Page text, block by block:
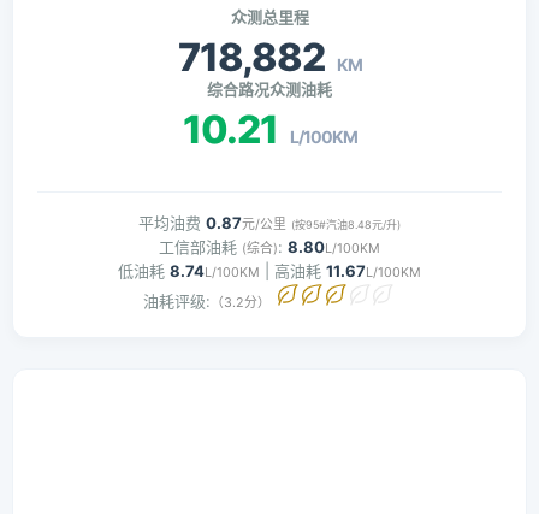
众测总里程
718,882 KM
综合路况众测油耗
10.21 L/100KM
平均油费 0.87元/公里 (按95#汽油8.48元/升)
工信部油耗 (综合): 8.80L/100KM
低油耗 8.74L/100KM | 高油耗 11.67L/100KM
油耗评级: （3.2分）